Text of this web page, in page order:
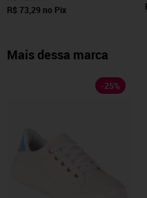
R$ 73,29 no Pix
Mais dessa marca
-25%